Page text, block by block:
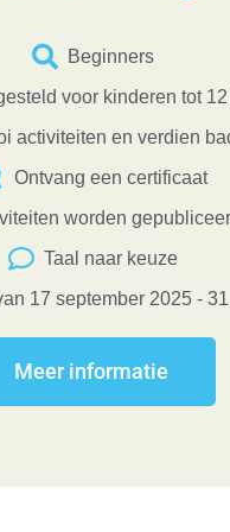
Beginners
voor kinderen tot
activiteiten en verdien
Ontvang een certificaat
worden
Taal naar keuze
17 september 2025 -
Meer informatie